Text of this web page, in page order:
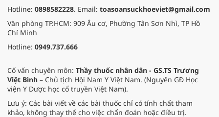
Hotline: 0898582228. Email: toasoansuckhoeviet@gmail.com
Văn phòng TP.HCM: 909 Âu cơ, Phường Tân Sơn Nhì, TP Hồ
Chí Minh
Hotline: 0949.737.666
Cố vấn chuyên môn: Thầy thuốc nhân dân - GS.TS Trương
Việt Bình – Chủ tịch Hội Nam Y Việt Nam. (Nguyên GĐ Học
viện Y Dược học cổ truyền Việt Nam).
Lưu ý: Các bài viết về các bài thuốc chỉ có tính chất tham
khảo, không thay thế cho việc chẩn đoán hoặc điều trị.